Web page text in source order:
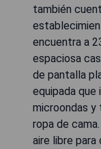
también
encuentra a
espaciosa
de pantalla
equipada que
microondas y
ropa de
aire libre